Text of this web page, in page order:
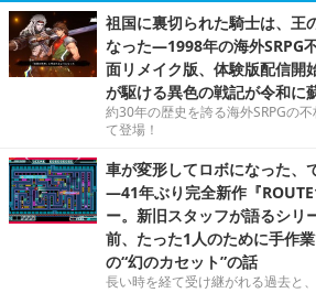
祖国に裏切られた騎士は、王
なった―1998年の海外SRPG
面リメイク版、体験版配信開
が駆ける異色の戦記が令和に
約30年の歴史を誇る海外SRPGの
て登場！
車が変形してロボになった、
―41年ぶり完全新作『
ー。新旧スタッフが語るシリ
前、たった1人のために手作
の“幻のカセット”の話
長い時を経て受け継がれる過去と